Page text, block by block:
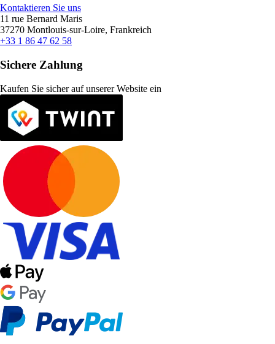
Kontaktieren Sie uns
11 rue Bernard Maris
37270 Montlouis-sur-Loire, Frankreich
+33 1 86 47 62 58
Sichere Zahlung
Kaufen Sie sicher auf unserer Website ein